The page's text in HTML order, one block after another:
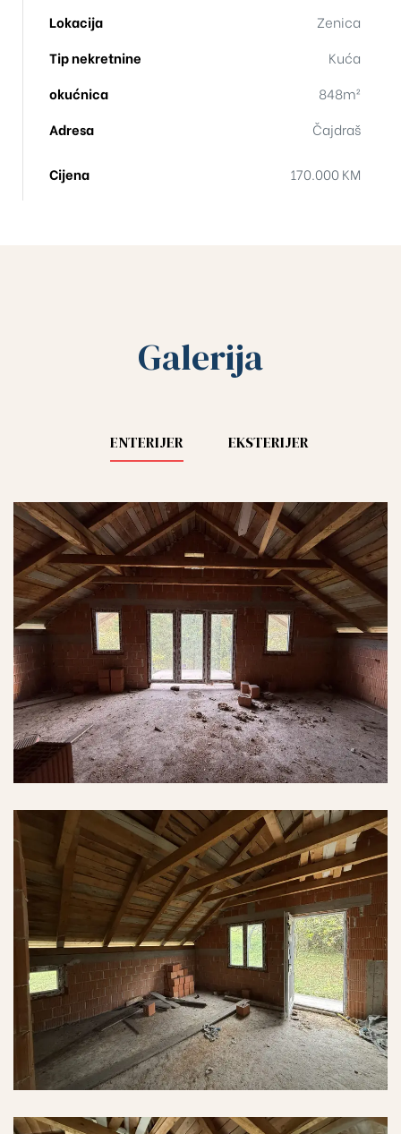
Lokacija
Zenica
Tip nekretnine
Kuća
okućnica
848m²
Adresa
Čajdraš
Cijena 170.000 KM
Galerija
ENTERIJER EKSTERIJER